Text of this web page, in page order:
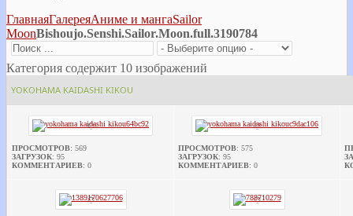
ГлавнаяГалереяАниме и мангаSailor
MoonBishoujo.Senshi.Sailor.Moon.full.3190784
Категория содержит 10 изображений
YOKOHAMA KAIDASHI KIKOU
ПРОСМОТРОВ: 569
ЗАГРУЗОК: 95
КОММЕНТАРИЕВ: 0
ПРОСМОТРОВ: 575
ЗАГРУЗОК: 95
КОММЕНТАРИЕВ: 0